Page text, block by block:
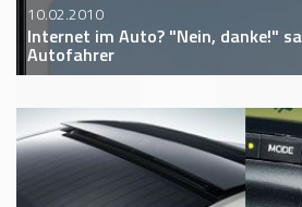
10.02.2010
Internet im Auto? "Nein, danke!"
Autofahrer